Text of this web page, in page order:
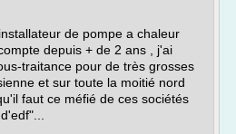
de pompe a chaleur
depuis + de 2 ans , j'ai
traitance pour de très grosses
et sur toute la moitié nord
faut ce méfié de ces sociétés